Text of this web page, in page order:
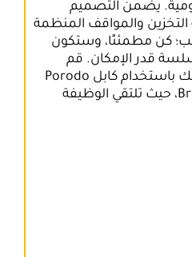
يضمن التصميم
والمواقف المنظمة
كن مطمئنًا، وستكون
قدر الإمكان. قم
بترقية حل الشحن الخاص بك باستخدام كابل Porodo
Braided USB-A to Lightning، حيث تلتقي الوظيفة